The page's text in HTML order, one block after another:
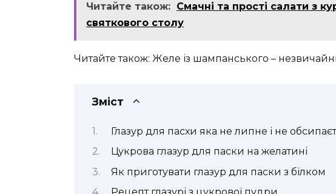
Читайте також: Смачні та прості салати з
святкового столу
Читайте також: Желе із шампанського –
Зміст
Глазур для пасхи яка не липне і не
Цукрова глазур для паски на желатині
Як приготувати глазур для паски з білком